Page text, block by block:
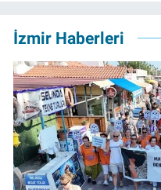
İzmir Haberleri